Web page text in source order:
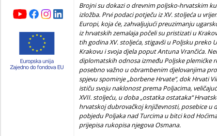
Brojni su dokazi o drevnim poljsko-hrvatskim
izložba. Prvi podaci potječu iz XV. stoljeća u
Europi, koja će, zahvaljujući preuzimanju
iz hrvatskih zemalaja počeli su pristizati u
tih godina XV. stoljeća, stigavši u Poljsku preko
Krakovu i svoja djela poput Antuna Vrančića.
diplomatskih odnosa između Poljske plemićke
posebno važno u obrambenim djelovanjima
spjevu spominje „borbene Hrvate“, dok Hrvati
ističu svoju naklonost prema Poljacima,
XVII. stoljeću, u doba „ostatka ostataka“
hrvatskoj dubrovačkoj književnosti, posebice u
pobjedu Poljaka nad Turcima u bitci kod
prijepisa rukopisa njegova Osmana.